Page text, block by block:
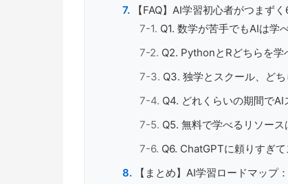
【FAQ】AI学習初心者がつまず
Q1. 数学が苦手でもAIは学
Q2. PythonとRどちらを学
Q3. 独学とスクール、ど
Q4. どれくらいの期間でAI
Q5. 無料で学べるリソース
Q6. ChatGPTに頼りすぎ
【まとめ】AI学習ロードマップ